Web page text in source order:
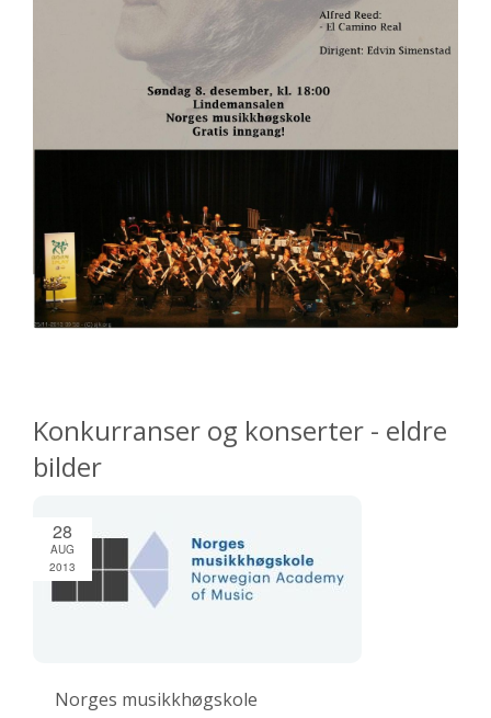
Konkurranser og konserter - eldre
bilder
28
AUG
2013
Norges musikkhøgskole